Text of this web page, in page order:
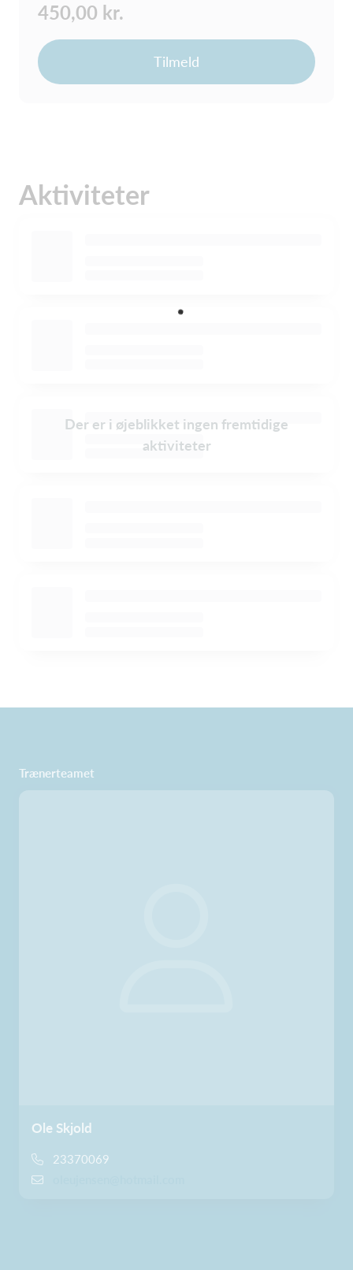
450,00 kr.
Tilmeld
Aktiviteter
Der er i øjeblikket ingen fremtidige
aktiviteter
Trænerteamet
Ole Skjold
23370069